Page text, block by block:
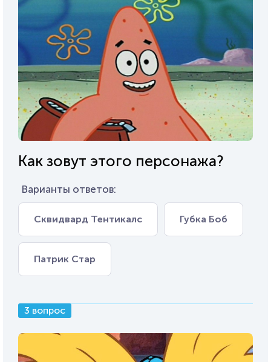
Как зовут этого персонажа?
Варианты ответов:
Сквидвард Тентикалс Губка Боб
Патрик Стар
3 вопрос